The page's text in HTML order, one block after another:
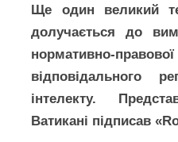
Ще один великий
долучається до
нормативно-
відповідального
інтелекту.
Ватикані підписав